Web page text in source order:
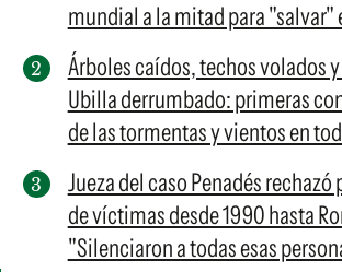
mundial a la mitad para "salvar"
Árboles caídos, techos volados
Ubilla derrumbado: primeras
de las tormentas y vientos en
Jueza del caso Penadés
de víctimas desde 1990 hasta
"Silenciaron a todas esas